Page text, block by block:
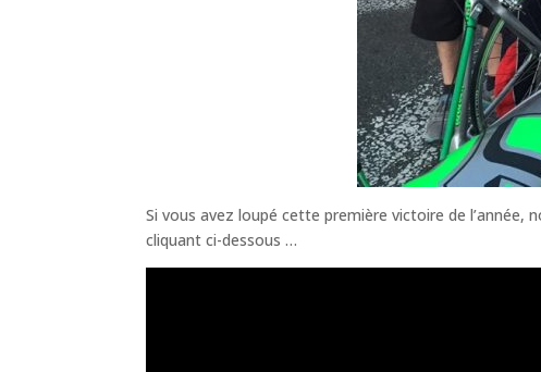
Si vous avez loupé cette première victoire de l’année,
cliquant ci-dessous …